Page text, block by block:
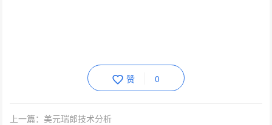
赞 0
上一篇：美元瑞郎技术分析